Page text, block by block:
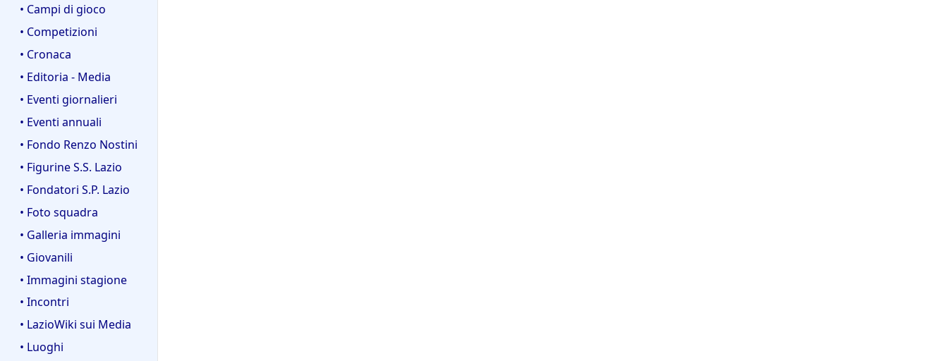
• Campi di gioco
• Competizioni
• Cronaca
• Editoria - Media
• Eventi giornalieri
• Eventi annuali
• Fondo Renzo Nostini
• Figurine S.S. Lazio
• Fondatori S.P. Lazio
• Foto squadra
• Galleria immagini
• Giovanili
• Immagini stagione
• Incontri
• LazioWiki sui Media
• Luoghi